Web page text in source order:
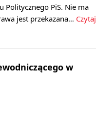
Politycznego PiS. Nie ma
jest przekazana… Czytaj
w